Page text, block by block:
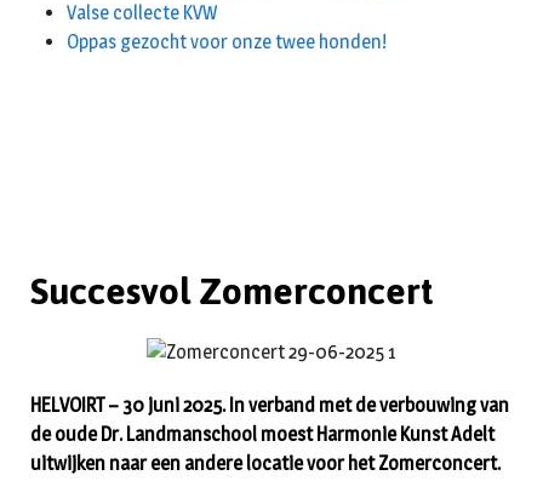
Valse collecte KVW
Oppas gezocht voor onze twee honden!
Succesvol Zomerconcert
HELVOIRT – 30 juni 2025. In verband met de verbouwing van
de oude Dr. Landmanschool moest Harmonie Kunst Adelt
uitwijken naar een andere locatie voor het Zomerconcert.